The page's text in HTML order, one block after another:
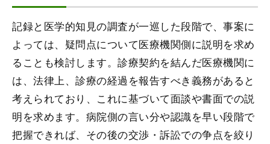
記録と医学的知見の調査が一巡した段階で、事案に
よっては、疑問点について医療機関側に説明を求め
ることも検討します。診療契約を結んだ医療機関に
は、法律上、診療の経過を報告すべき義務があると
考えられており、これに基づいて面談や書面での説
明を求めます。病院側の言い分や認識を早い段階で
把握できれば、その後の交渉・訴訟での争点を絞り